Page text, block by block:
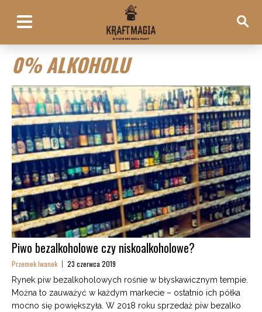
0% ALKOHOLU
Piwo bezalkoholowe czy niskoalkoholowe?
Przemek Iwanek 23 czerwca 2019
Rynek piw bezalkoholowych rośnie w błyskawicznym tempie.
Można to zauważyć w każdym markecie – ostatnio ich półka
mocno się powiększyła. W 2018 roku sprzedaż piw bezalko